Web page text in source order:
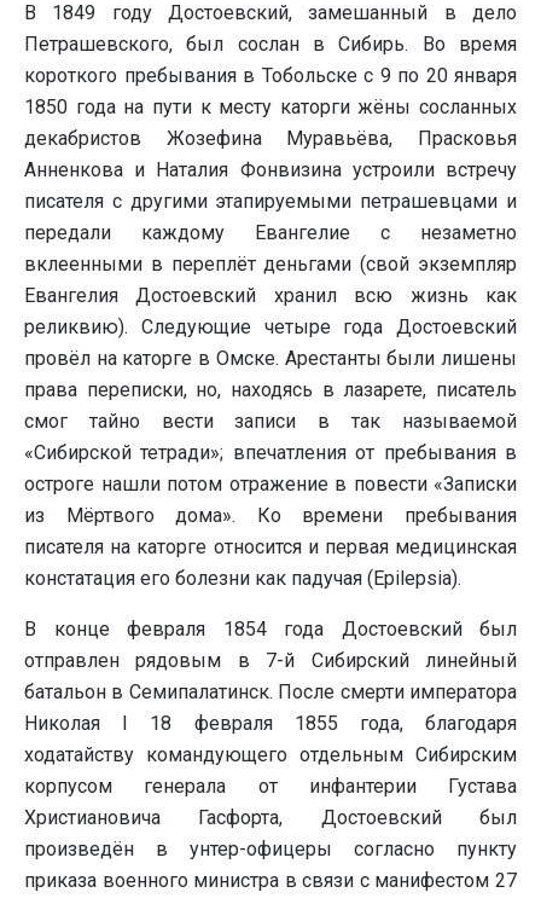
В 1849 году Достоевский, замешанный в дело
Петрашевского, был сослан в Сибирь. Во время
короткого пребывания в Тобольске с 9 по 20 января
1850 года на пути к месту каторги жёны сосланных
декабристов Жозефина Муравьёва, Прасковья
Анненкова и Наталия Фонвизина устроили встречу
писателя с другими этапируемыми петрашевцами и
передали каждому Евангелие с незаметно
вклеенными в переплёт деньгами (свой экземпляр
Евангелия Достоевский хранил всю жизнь как
реликвию). Следующие четыре года Достоевский
провёл на каторге в Омске. Арестанты были лишены
права переписки, но, находясь в лазарете, писатель
смог тайно вести записи в так называемой
«Сибирской тетради»; впечатления от пребывания в
остроге нашли потом отражение в повести «Записки
из Мёртвого дома». Ко времени пребывания
писателя на каторге относится и первая медицинская
констатация его болезни как падучая (Epilepsia).
В конце февраля 1854 года Достоевский был
отправлен рядовым в 7-й Сибирский линейный
батальон в Семипалатинск. После смерти императора
Николая I 18 февраля 1855 года, благодаря
ходатайству командующего отдельным Сибирским
корпусом генерала от инфантерии Густава
Xристиановича Гасфорта, Достоевский был
произведён в унтер-офицеры согласно пункту
приказа военного министра в связи с манифестом 27